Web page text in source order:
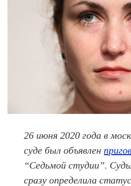
26 июня 2020 года в
суде был объявлен
“Седьмой студии”.
сразу определила